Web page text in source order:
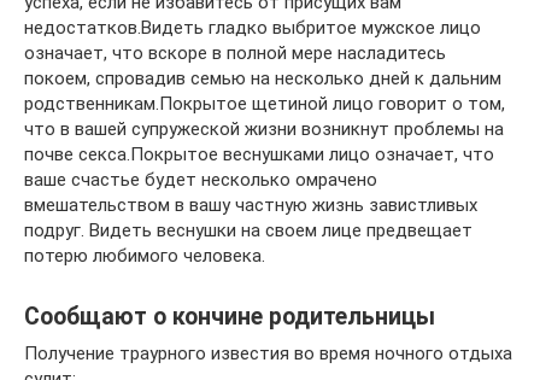
недостатков.Видеть гладко выбритое мужское лицо
означает, что вскоре в полной мере насладитесь
покоем, спровадив семью на несколько дней к дальним
родственникам.Покрытое щетиной лицо говорит о том,
что в вашей супружеской жизни возникнут проблемы на
почве секса.Покрытое веснушками лицо означает, что
ваше счастье будет несколько омрачено
вмешательством в вашу частную жизнь завистливых
подруг. Видеть веснушки на своем лице предвещает
потерю любимого человека.
Сообщают о кончине родительницы
Получение траурного известия во время ночного отдыха